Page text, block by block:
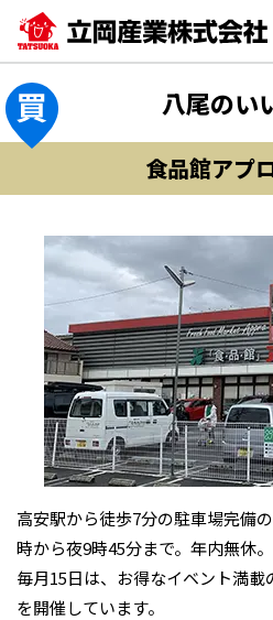
八尾のい
食品館アプ
高安駅から徒歩7分の駐車場完備
時から夜9時45分まで。年内無休。
毎月15日は、お得なイベント満載
を開催しています。
MENU
黒谷2丁目 第2期《全6区画》
山本町南5丁目《全2区画》
神宮寺5丁目《全13区画》
高安南3丁目《限定1区画》
小阪合町2丁目《限定1区画》
恩智南町1丁目《限定1区画》
MENU
妥協しない間取り提案
設備の変更も自由自在
ワンチームサポート宣言
MENU
玄関
リビング
キッチン
エクステリア
バス・洗面・トイレ
MENU
駅・公共施設
学ぶ
病院・薬局
お買い物
遊ぶ・憩う
味わう
便利